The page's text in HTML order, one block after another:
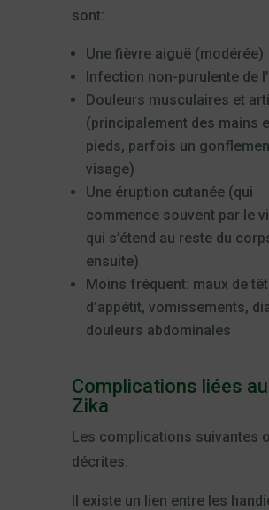
sont:
Une fièvre aiguë (modérée)
Infection non-purulente de
Douleurs musculaires et
(principalement des mains
pieds, parfois un
visage)
Une éruption cutanée (qui
commence souvent par le
qui s’étend au reste du
ensuite)
Moins fréquent: maux de
d’appétit, vomissements,
douleurs abdominales
Complications liées
Zika
Les complications suivantes
décrites:
Il existe un lien entre les